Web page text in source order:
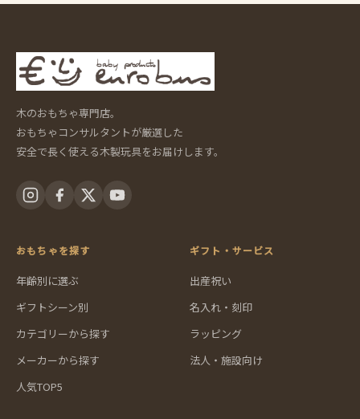
木のおもちゃ専門店。
おもちゃコンサルタントが厳選した
安全で長く使える木製玩具をお届けします。
おもちゃを探す
年齢別に選ぶ
ギフトシーン別
カテゴリーから探す
メーカーから探す
人気TOP5
ギフト・サービス
出産祝い
名入れ・刻印
ラッピング
法人・施設向け